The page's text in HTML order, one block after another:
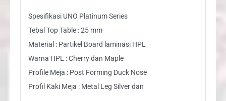
Spesifikasi UNO Platinum Series
Tebal Top Table : 25 mm
Material : Partikel Board laminasi HPL
Warna HPL : Cherry dan Maple
Profile Meja : Post Forming Duck Nose
Profil Kaki Meja : Metal Leg Silver dan